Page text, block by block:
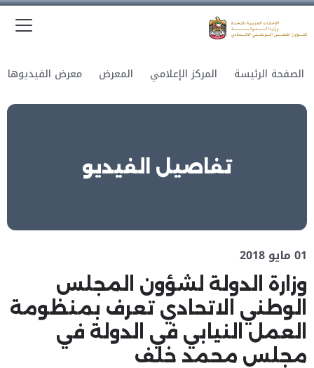
الصفحة الرئيسة المركز الإعلامي المعرض معرض الفيديوهات
تفاصيل الفيديو
01 مايو 2018
وزارة الدولة لشؤون المجلس
الوطني الاتحادي تعرف بمنظومة
العمل النيابي في الدولة في
مجلس محمد خلف